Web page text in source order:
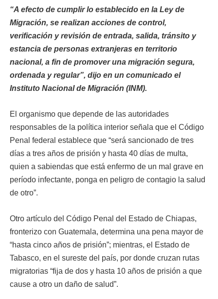
“A efecto de cumplir lo establecido en la Ley de
Migración, se realizan acciones de control,
verificación y revisión de entrada, salida, tránsito y
estancia de personas extranjeras en territorio
nacional, a fin de promover una migración segura,
ordenada y regular”, dijo en un comunicado el
Instituto Nacional de Migración (INM).
El organismo que depende de las autoridades
responsables de la política interior señala que el Código
Penal federal establece que “será sancionado de tres
días a tres años de prisión y hasta 40 días de multa,
quien a sabiendas que está enfermo de un mal grave en
período infectante, ponga en peligro de contagio la salud
de otro”.
Otro artículo del Código Penal del Estado de Chiapas,
fronterizo con Guatemala, determina una pena mayor de
“hasta cinco años de prisión”; mientras, el Estado de
Tabasco, en el sureste del país, por donde cruzan rutas
migratorias “fija de dos y hasta 10 años de prisión a que
cause a otro un daño de salud”.